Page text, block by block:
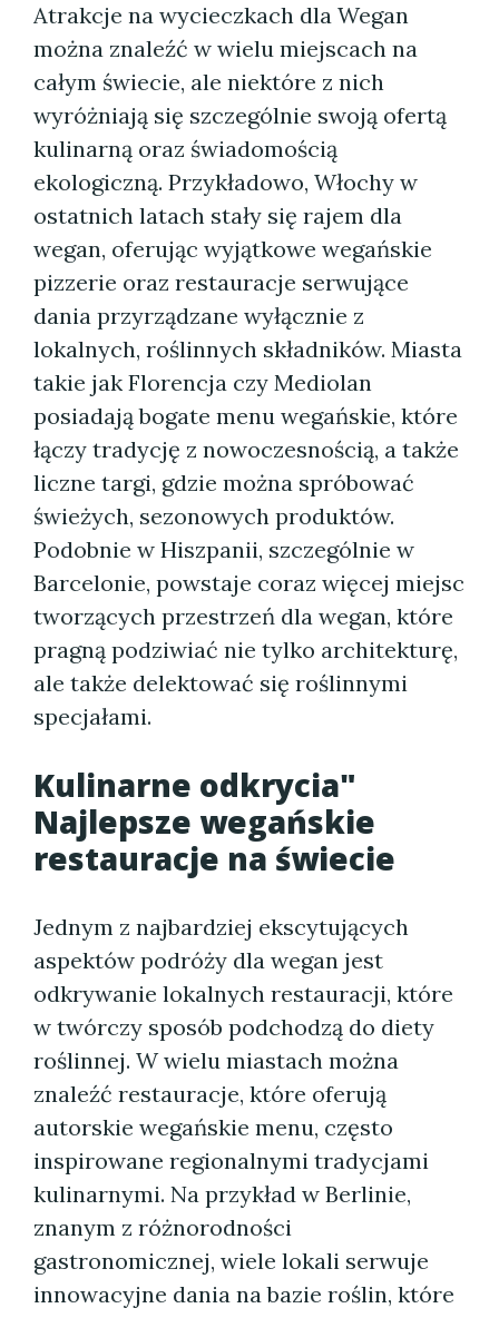
Atrakcje na wycieczkach dla Wegan
można znaleźć w wielu miejscach na
całym świecie, ale niektóre z nich
wyróżniają się szczególnie swoją ofertą
kulinarną oraz świadomością
ekologiczną. Przykładowo, Włochy w
ostatnich latach stały się rajem dla
wegan, oferując wyjątkowe wegańskie
pizzerie oraz restauracje serwujące
dania przyrządzane wyłącznie z
lokalnych, roślinnych składników. Miasta
takie jak Florencja czy Mediolan
posiadają bogate menu wegańskie, które
łączy tradycję z nowoczesnością, a także
liczne targi, gdzie można spróbować
świeżych, sezonowych produktów.
Podobnie w Hiszpanii, szczególnie w
Barcelonie, powstaje coraz więcej miejsc
tworzących przestrzeń dla wegan, które
pragną podziwiać nie tylko architekturę,
ale także delektować się roślinnymi
specjałami.
Kulinarne odkrycia"
Najlepsze wegańskie
restauracje na świecie
Jednym z najbardziej ekscytujących
aspektów podróży dla wegan jest
odkrywanie lokalnych restauracji, które
w twórczy sposób podchodzą do diety
roślinnej. W wielu miastach można
znaleźć restauracje, które oferują
autorskie wegańskie menu, często
inspirowane regionalnymi tradycjami
kulinarnymi. Na przykład w Berlinie,
znanym z różnorodności
gastronomicznej, wiele lokali serwuje
innowacyjne dania na bazie roślin, które